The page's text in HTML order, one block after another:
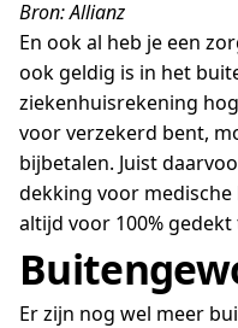
Bron: Allianz
En ook al heb je een
ook geldig is in het
ziekenhuisrekening
voor verzekerd bent,
bijbetalen. Juist
dekking voor
altijd voor 100%
Er zijn nog wel meer